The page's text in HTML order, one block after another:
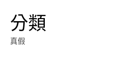
分類
真假